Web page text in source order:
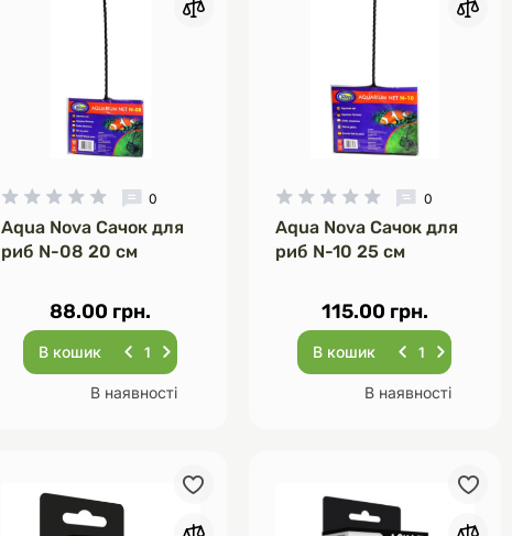
0
Aqua Nova Сачок для
риб N-08 20 см
88.00 грн.
В кошик
В наявності
0
Aqua Nova Сачок для
риб N-10 25 см
115.00 грн.
В кошик
В наявності